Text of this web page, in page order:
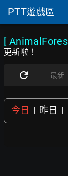
PTT遊戲區
[
更新啦！
最新
今日 | 昨日 |